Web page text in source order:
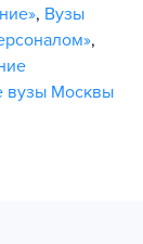
, Вузы
,
вузы Москвы